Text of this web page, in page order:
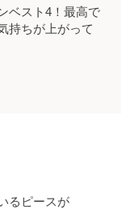
ベスト4！最高で
持ちが上がって
るピースが